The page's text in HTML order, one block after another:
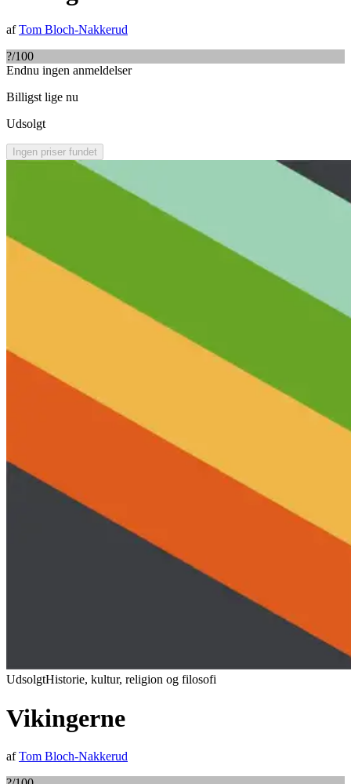
afTom Bloch-Nakkerud
?/100
Endnu ingen anmeldelser
Billigst lige nu
Udsolgt
Ingen priser fundet
UdsolgtHistorie, kultur, religion og filosofi
Vikingerne
afTom Bloch-Nakkerud